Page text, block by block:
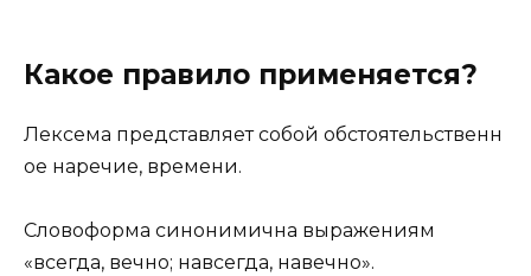
Какое правило применяется?
Лексема представляет собой обстоятельственн
ое наречие, времени.
Словоформа синонимична выражениям
«всегда, вечно; навсегда, навечно».